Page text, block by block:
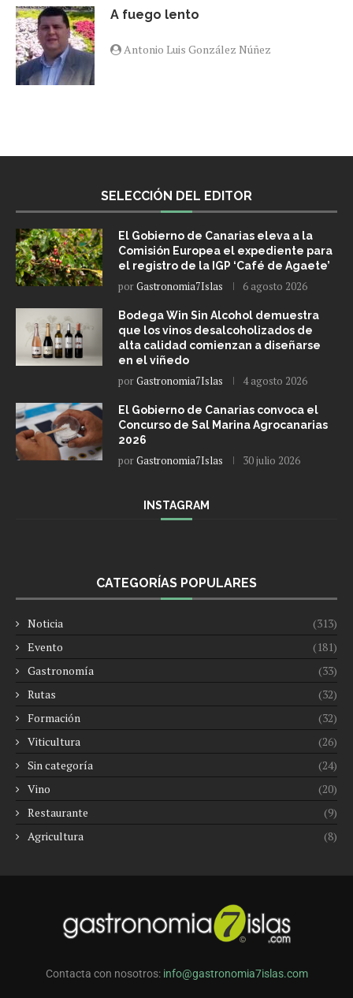
A fuego lento
Antonio Luis González Núñez
SELECCIÓN DEL EDITOR
El Gobierno de Canarias eleva a la
Comisión Europea el expediente para
el registro de la IGP ‘Café de Agaete’
porGastronomia7Islas 6 agosto 2026
Bodega Win Sin Alcohol demuestra
que los vinos desalcoholizados de
alta calidad comienzan a diseñarse
en el viñedo
porGastronomia7Islas 4 agosto 2026
El Gobierno de Canarias convoca el
Concurso de Sal Marina Agrocanarias
2026
porGastronomia7Islas 30 julio 2026
INSTAGRAM
CATEGORÍAS POPULARES
Noticia
(313)
Evento
(181)
Gastronomía
(33)
Rutas
(32)
Formación
(32)
Viticultura
(26)
Sin categoría
(24)
Vino
(20)
Restaurante
(9)
Agricultura
(8)
Contacta con nosotros: info@gastronomia7islas.com